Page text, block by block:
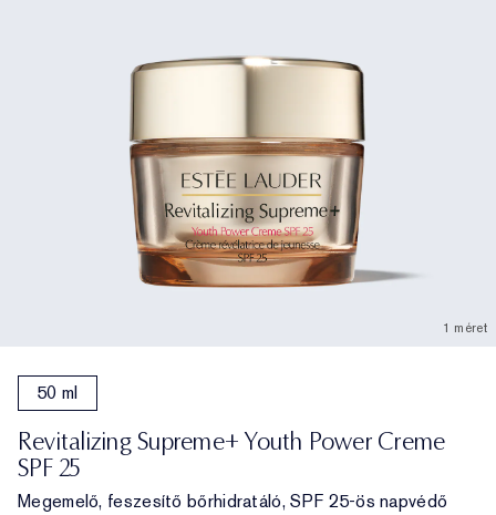
1 méret
50 ml
Revitalizing Supreme+ Youth Power Creme
SPF 25
Megemelő, feszesítő bőrhidratáló, SPF 25-ös napvédő